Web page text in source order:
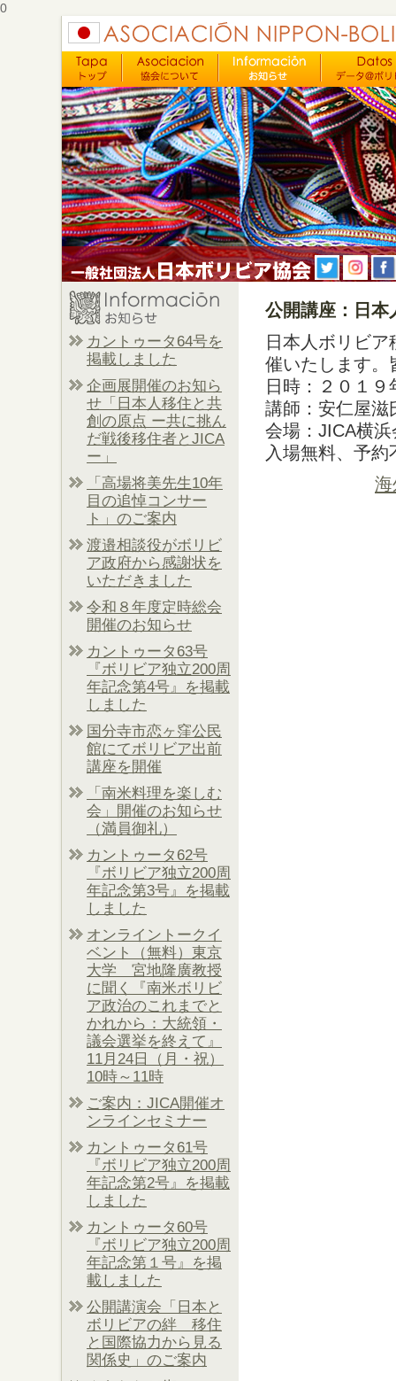
0
カントゥータ64号を
掲載しました
企画展開催のお知ら
せ「日本人移住と共
創の原点 ー共に挑ん
だ戦後移住者とJICA
ー」
「高場将美先生10年
目の追悼コンサー
ト」のご案内
渡邉相談役がボリビ
ア政府から感謝状を
いただきました
令和８年度定時総会
開催のお知らせ
カントゥータ63号
『ボリビア独立200周
年記念第4号』を掲載
しました
国分寺市恋ヶ窪公民
館にてボリビア出前
講座を開催
「南米料理を楽しむ
会」開催のお知らせ
（満員御礼）
カントゥータ62号
『ボリビア独立200周
年記念第3号』を掲載
しました
オンライントークイ
ベント（無料）東京
大学 宮地隆廣教授
に聞く『南米ボリビ
ア政治のこれまでと
かれから：大統領・
議会選挙を終えて』
11月24日（月・祝）
10時～11時
ご案内：JICA開催オ
ンラインセミナー
カントゥータ61号
『ボリビア独立200周
年記念第2号』を掲載
しました
カントゥータ60号
『ボリビア独立200周
年記念第１号』を掲
載しました
公開講演会「日本と
ボリビアの絆 移住
と国際協力から見る
関係史」のご案内
公開講座：日本
日本人ボリビ
催いたします。
日時：２０１
講師：安仁屋滋
会場：JICA横
入場無料、予約
海